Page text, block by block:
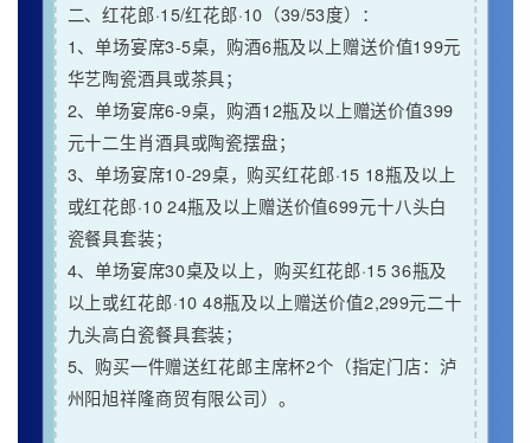
二、红花郎·15/红花郎·10（39/53度）：
1、单场宴席3-5桌，购酒6瓶及以上赠送价值199元
华艺陶瓷酒具或茶具；
2、单场宴席6-9桌，购酒12瓶及以上赠送价值399
元十二生肖酒具或陶瓷摆盘；
3、单场宴席10-29桌，购买红花郎·15 18瓶及以上
或红花郎·10 24瓶及以上赠送价值699元十八头白
瓷餐具套装；
4、单场宴席30桌及以上，购买红花郎·15 36瓶及
以上或红花郎·10 48瓶及以上赠送价值2,299元二十
九头高白瓷餐具套装；
5、购买一件赠送红花郎主席杯2个（指定门店：泸
州阳旭祥隆商贸有限公司）。